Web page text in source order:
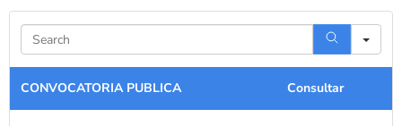
CONVOCATORIA PUBLICA Consultar